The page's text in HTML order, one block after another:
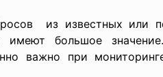
из известных или
большое
важно при